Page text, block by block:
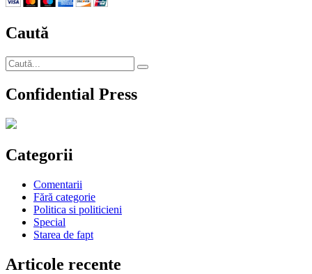
Caută
Caută
după:
Căutare
Confidential Press
Categorii
Comentarii
Fără categorie
Politica si politicieni
Special
Starea de fapt
Articole recente